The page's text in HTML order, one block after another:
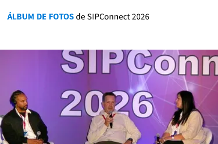
ÁLBUM DE FOTOSde SIPConnect 2026